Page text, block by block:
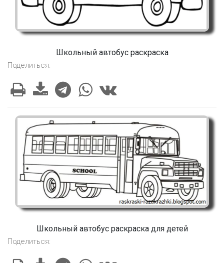
Школьный автобус раскраска
Поделиться:
Школьный автобус раскраска для детей
Поделиться: